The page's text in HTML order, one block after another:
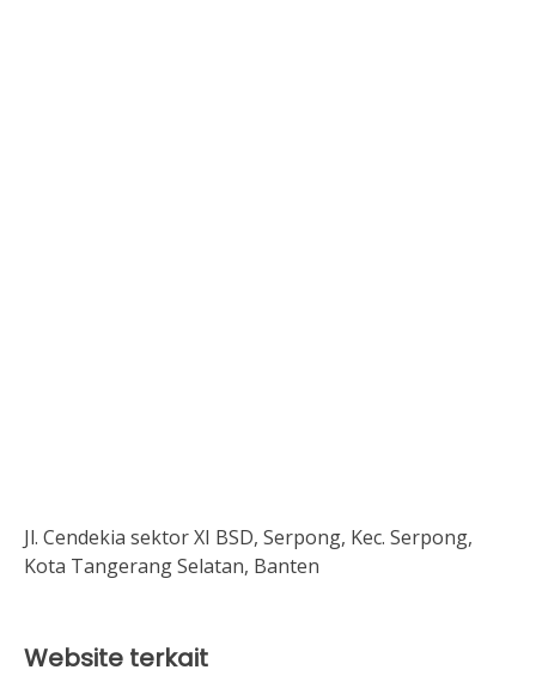
Jl. Cendekia sektor XI BSD, Serpong, Kec. Serpong,
Kota Tangerang Selatan, Banten
Website terkait